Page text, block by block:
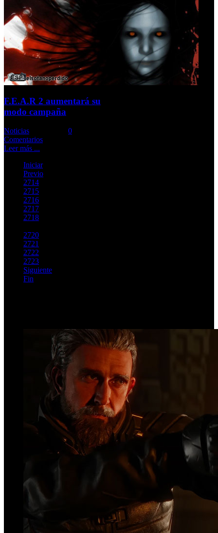
F.E.A.R 2 aumentará su
modo campaña
Noticias
0
Comentarios
Leer más ...
Iniciar
Previo
2714
2715
2716
2717
2718
2720
2721
2722
2723
Siguiente
Fin